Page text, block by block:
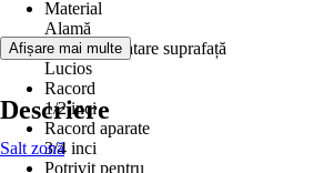
Material
Alamă
Suprafață/tratare suprafață
Lucios
Racord
1/2 inci
Racord aparate
3/4 inci
Potrivit pentru
Afișare mai multe
Descriere
Salt zonă